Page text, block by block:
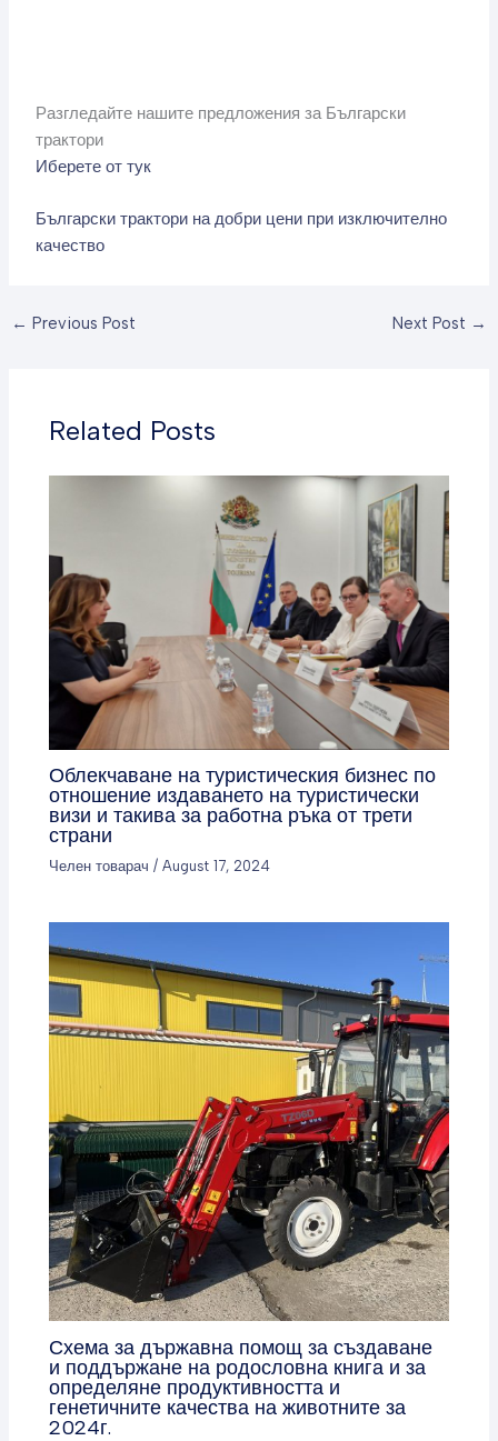
Разгледайте нашите предложения за Български
трактори
Иберете от тук
Български трактори на добри цени при изключително
качество
← Previous Post Next Post →
Related Posts
Облекчаване на туристическия бизнес по
отношение издаването на туристически
визи и такива за работна ръка от трети
страни
Челен товарач /August 17, 2024
Схема за държавна помощ за създаване
и поддържане на родословна книга и за
определяне продуктивността и
генетичните качества на животните за
2024г.